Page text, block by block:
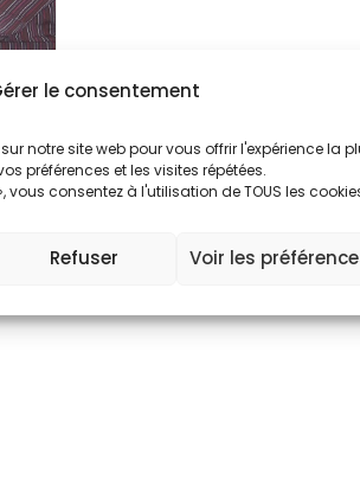
le consentement
notre site web pour vous offrir l'expérience la
préférences et les visites répétées.
vous consentez à l'utilisation de TOUS les
Refuser Voir les